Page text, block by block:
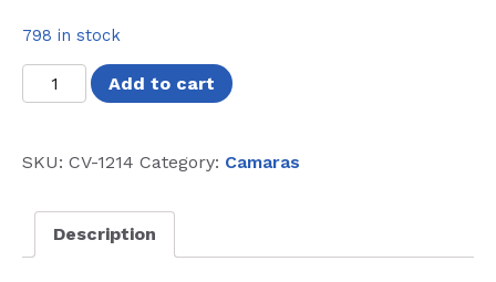
798 in stock
CAMARA
GHIA
DOMO
1
Add to cart
SKU: CV-1214 Category: Camaras
Description